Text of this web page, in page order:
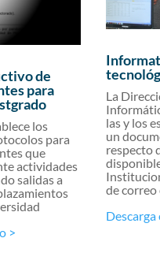
de
para
los
para
que
actividades
salidas a
>
La
las y los
un
respecto
de